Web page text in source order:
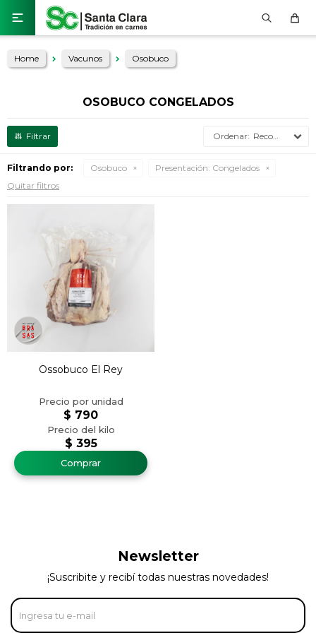

Home Vacunos Osobuco
OSOBUCO CONGELADOS
Recomendados
Filtrando por: Osobuco Presentación: Congelados
Quitar filtros
Ossobuco El Rey
$ 395
$ 790
Newsletter
¡Suscribite y recibí todas nuestras novedades!